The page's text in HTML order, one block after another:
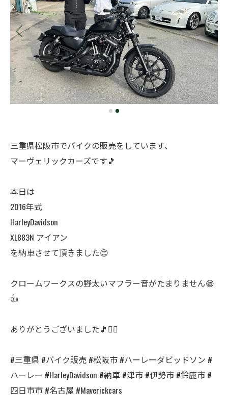
三重県松阪市でバイクの販売をしています、
マーヴェリックカーズです🎵
本日は
2016年式
HarleyDavidson
XL883N アイアン
を納車させて頂きました😊
クロームワークスの野太いマフラー音がたまりません😁
👍
ありがとうございました🎵🙇‍♂️
#三重県 #バイク販売 #松阪市 #ハーレーダビッドソン #
ハーレー #HarleyDavidson #納車 #津市 #伊勢市 #鈴鹿市 #
四日市市 #名古屋 #Maverickcars